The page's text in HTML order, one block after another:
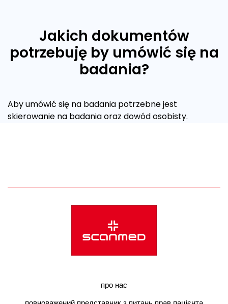
Jakich dokumentów
potrzebuję by umówić się na
badania?
Aby umówić się na badania potrzebne jest
skierowanie na badania oraz dowód osobisty.
про нас